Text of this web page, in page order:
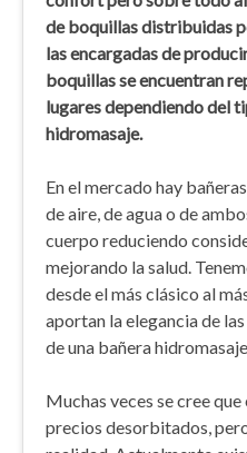
de boquillas distribuidas
las encargadas de
boquillas se encuentran
lugares dependiendo del
hidromasaje.
En el mercado hay
de aire, de agua o de
cuerpo reduciendo
mejorando la salud.
desde el más clásico al
aportan la elegancia de
de una bañera
Muchas veces se cree
precios desorbitados,